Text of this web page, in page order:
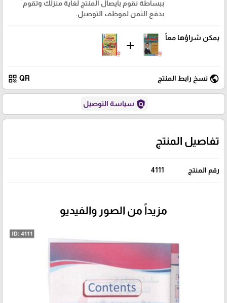
ببساطة نقوم بايصال المنتج لغاية منزلك وتقوم
بدفع الثمن لموظف التوصيل.
يمكن شراؤها معاً
add
public نسخ رابط المنتج QR
qr_code
policy سياسة التوصيل
تفاصيل المنتج
رقم المنتج 4111
مزيداً من الصور والفيديو